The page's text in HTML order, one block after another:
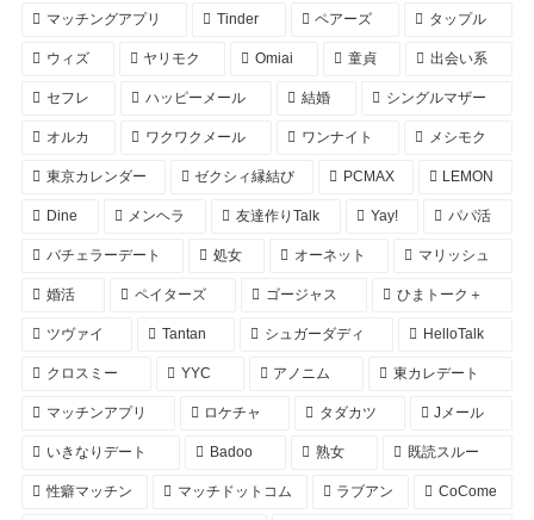
マッチングアプリ Tinder ペアーズ タップル
ウィズ ヤリモク Omiai 童貞 出会い系
セフレ ハッピーメール 結婚 シングルマザー
オルカ ワクワクメール ワンナイト メシモク
東京カレンダー ゼクシィ縁結び PCMAX LEMON
Dine メンヘラ 友達作りTalk Yay! パパ活
バチェラーデート 処女 オーネット マリッシュ
婚活 ペイターズ ゴージャス ひまトーク＋
ツヴァイ Tantan シュガーダディ HelloTalk
クロスミー YYC アノニム 東カレデート
マッチンアプリ ロケチャ タダカツ Jメール
いきなりデート Badoo 熟女 既読スルー
性癖マッチン マッチドットコム ラブアン CoCome